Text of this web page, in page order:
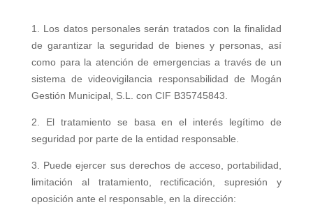
1. Los datos personales serán tratados con la finalidad
de garantizar la seguridad de bienes y personas, así
como para la atención de emergencias a través de un
sistema de videovigilancia responsabilidad de Mogán
Gestión Municipal, S.L. con CIF B35745843.
2. El tratamiento se basa en el interés legítimo de
seguridad por parte de la entidad responsable.
3. Puede ejercer sus derechos de acceso, portabilidad,
limitación al tratamiento, rectificación, supresión y
oposición ante el responsable, en la dirección: